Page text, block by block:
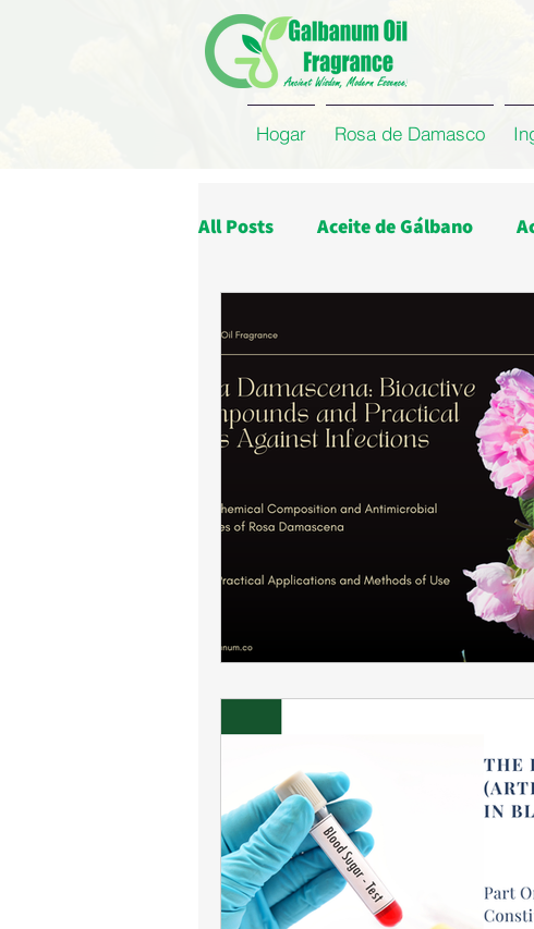
Hogar Rosa de Damasco
All Posts Aceite de Gálbano
Empresa Compañía
Absoluto
Hormigón de Rosa Damascena
el agua de rosa damascena